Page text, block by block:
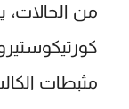
من الحالات،
مثبطات